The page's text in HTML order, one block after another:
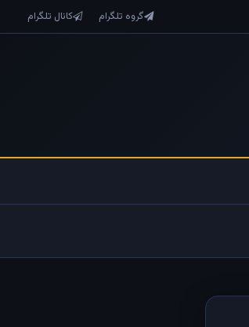
گروه تلگرام کانال تلگرام